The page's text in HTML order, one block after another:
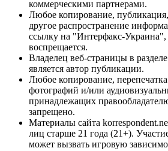
коммерческими партнерами.
Любое копирование,
другое распространение
ссылку на "Интерфакс-Украина",
воспрещается.
Владелец веб-страницы в
является автор публикации.
Любое копирование,
фотографий и/или
принадлежащих
запрещено.
Материалы сайта
лиц старше 21 года (21+).
может вызвать игровую